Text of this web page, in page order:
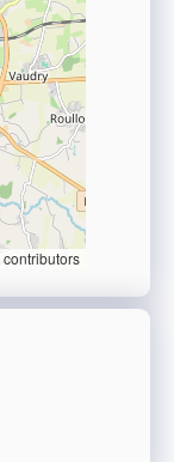
contributors